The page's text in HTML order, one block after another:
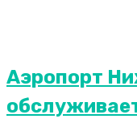
Аэропорт